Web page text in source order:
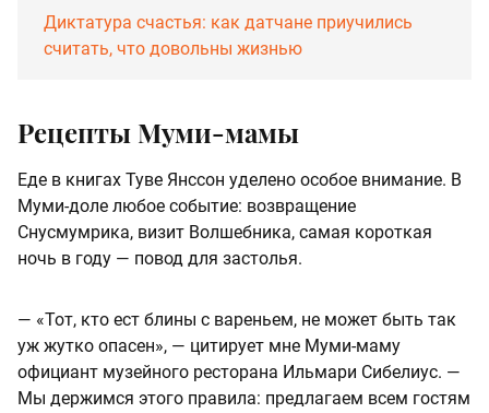
Диктатура счастья: как датчане приучились
считать, что довольны жизнью
Рецепты Муми-мамы
Еде в книгах Туве Янссон уделено особое внимание. В
Муми-доле любое событие: возвращение
Снусмумрика, визит Волшебника, самая короткая
ночь в году — повод для застолья.
— «Тот, кто ест блины с вареньем, не может быть так
уж жутко опасен», — цитирует мне Муми-маму
официант музейного ресторана Ильмари Сибелиус. —
Мы держимся этого правила: предлагаем всем гостям